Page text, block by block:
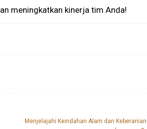
meningkatkan kinerja tim Anda!
Menjelajahi Keindahan Alam dan